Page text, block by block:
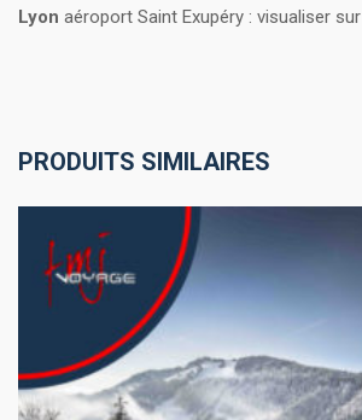
Lyon aéroport Saint Exupéry : visualiser sur
PRODUITS SIMILAIRES